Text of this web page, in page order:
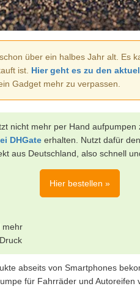
über ein halbes Jahr alt. Es
ist. Hier geht es zu den
Gadget mehr zu verpassen.
nicht mehr per Hand
DHGate erhalten. Nutzt dafür
aus Deutschland, also schnell
Hier bestellen »
mehr
abseits von Smartphones
für Fahrräder und Autoreifen